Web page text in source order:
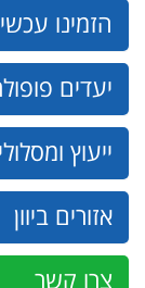
הזמינו
יעדים
ייעוץ
אזורים ביוון
צרו קשר